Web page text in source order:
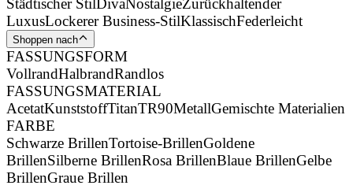
Städtischer StilDivaNostalgieZurückhaltender
LuxusLockerer Business-StilKlassischFederleicht
Shoppen nach
FASSUNGSFORM
VollrandHalbrandRandlos
FASSUNGSMATERIAL
AcetatKunststoffTitanTR90MetallGemischte Materialien
FARBE
Schwarze BrillenTortoise-BrillenGoldene
BrillenSilberne BrillenRosa BrillenBlaue BrillenGelbe
BrillenGraue Brillen